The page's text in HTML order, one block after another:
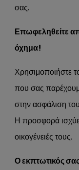
σας.
Επωφεληθείτε
όχημα!
Χρησιμοποιήστε
που σας
στην ασφάλιση
Η προσφορά
οικογένειές τους.
Ο εκπτωτικός